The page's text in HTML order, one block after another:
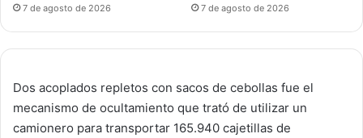
Dos acoplados repletos con sacos de cebollas fue el
mecanismo de ocultamiento que trató de utilizar un
camionero para transportar 165.940 cajetillas de
7 de agosto de 2026 7 de agosto de 2026